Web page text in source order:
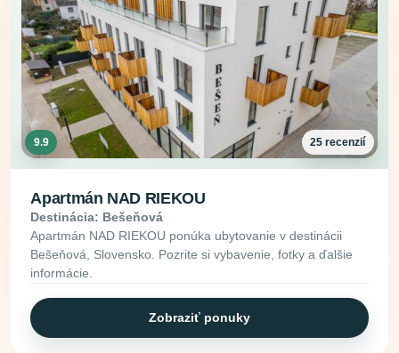
9.9 25 recenzií
Apartmán NAD RIEKOU
Destinácia: Bešeňová
Apartmán NAD RIEKOU ponúka ubytovanie v destinácii
Bešeňová, Slovensko. Pozrite si vybavenie, fotky a ďalšie
informácie.
Zobraziť ponuky